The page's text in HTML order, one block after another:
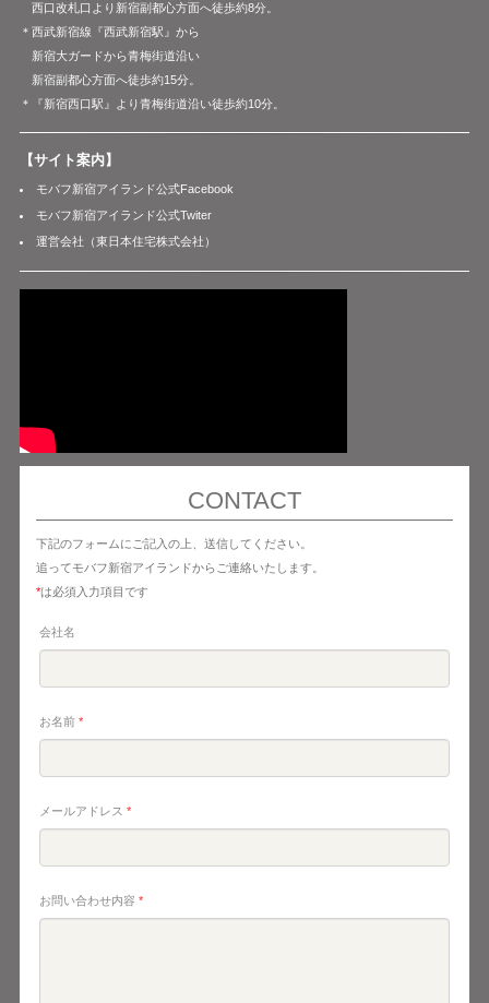
西口改札口より新宿副都心方面へ徒歩約8分。
＊西武新宿線『西武新宿駅』から
新宿大ガードから青梅街道沿い
新宿副都心方面へ徒歩約15分。
＊『新宿西口駅』より青梅街道沿い徒歩約10分。
【サイト案内】
モバフ新宿アイランド公式Facebook
モバフ新宿アイランド公式Twiter
運営会社（東日本住宅株式会社）
CONTACT
下記のフォームにご記入の上、送信してください。
追ってモバフ新宿アイランドからご連絡いたします。
*は必須入力項目です
会社名
お名前 *
メールアドレス *
お問い合わせ内容 *